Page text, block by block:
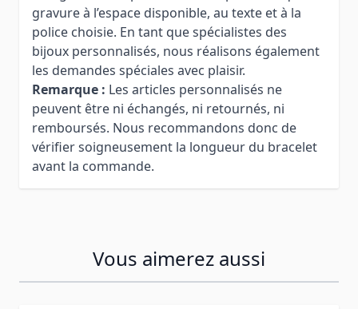
gravure à l’espace disponible, au texte et à la
police choisie. En tant que spécialistes des
bijoux personnalisés, nous réalisons également
les demandes spéciales avec plaisir.
Remarque : Les articles personnalisés ne
peuvent être ni échangés, ni retournés, ni
remboursés. Nous recommandons donc de
vérifier soigneusement la longueur du bracelet
avant la commande.
Vous aimerez aussi